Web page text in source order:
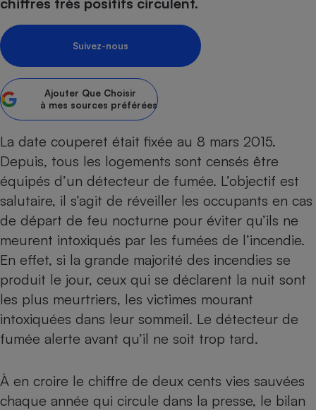
Suivez-nous
Ajouter Que Choisir
à mes sources préférées
La date couperet était fixée au 8 mars 2015.
Depuis, tous les logements sont censés être
équipés d’un détecteur de fumée. L’objectif est
salutaire, il s’agit de réveiller les occupants en cas
de départ de feu nocturne pour éviter qu’ils ne
meurent intoxiqués par les fumées de l’incendie.
En effet, si la grande majorité des incendies se
produit le jour, ceux qui se déclarent la nuit sont
les plus meurtriers, les victimes mourant
intoxiquées dans leur sommeil. Le détecteur de
fumée alerte avant qu’il ne soit trop tard.
À en croire le chiffre de deux cents vies sauvées
chaque année qui circule dans la presse, le bilan
Sécurité - Hygiène
Supermarché - Drive
Complément
Assurance
Banque - Crédit
Epargne - Fiscalité
Mutuelle
Assurance emprunteur
Circulation routière
Contrôle technique -
Pièce détachée
Comparateur auto
Comparatif climatiseur
Comparatif aspirateur
Comparatif aspirateur
Comparatif cafetière
Comparatif robot cuiseur
Comparatif centrale
Gros électroménager
Petit électroménager -
Électricité - Gaz
Comparatif ordinateur
Comparatif ultrabook
Comparatif tablette
Image et son
Informatique
Téléphonie
Crédit immobilier
Aménagement
Bricolage - Jardinage
Chauffage
Produit d'entretien
Sécurité domestique
Hygiène - Beauté
Maladie - Médecine -
Système de santé -
Mutuelle
Maison de retraite
Retraite
Choisir son fioul
Choisir son pellet
Comparateur assurance emprunteur
Energie Moins Chère Ensemble
Tous les comparateurs
Toutes les cartes interactives
Speedtest - Testez le débit de votre
connexion Internet